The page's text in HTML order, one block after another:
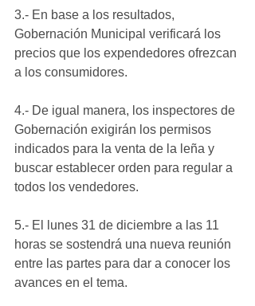
3.- En base a los resultados,
Gobernación Municipal verificará los
precios que los expendedores ofrezcan
a los consumidores.
4.- De igual manera, los inspectores de
Gobernación exigirán los permisos
indicados para la venta de la leña y
buscar establecer orden para regular a
todos los vendedores.
5.- El lunes 31 de diciembre a las 11
horas se sostendrá una nueva reunión
entre las partes para dar a conocer los
avances en el tema.